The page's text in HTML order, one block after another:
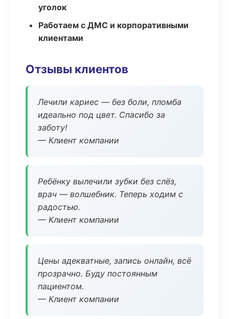
уголок
Работаем с ДМС и корпоративными
клиентами
Отзывы клиентов
Лечили кариес — без боли, пломба
идеально под цвет. Спасибо за
заботу!
— Клиент компании
Ребёнку вылечили зубки без слёз,
врач — волшебник. Теперь ходим с
радостью.
— Клиент компании
Цены адекватные, запись онлайн, всё
прозрачно. Буду постоянным
пациентом.
— Клиент компании